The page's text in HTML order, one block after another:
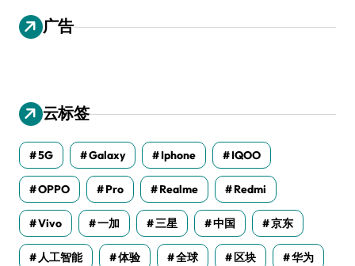
广告
云标签
5G Galaxy Iphone IQOO
OPPO Pro Realme Redmi
Vivo 一加 三星 中国 京东
人工智能 体验 全球 区块 华为